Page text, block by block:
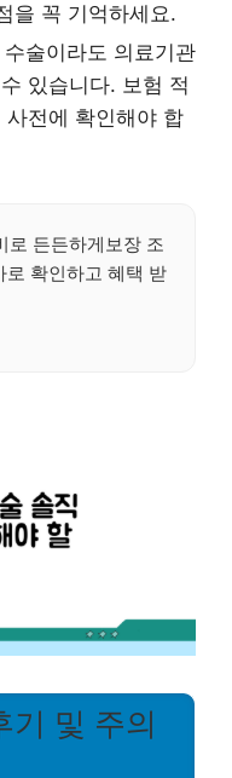
을 꼭 기억하세요.
술이라도 의료기관
있습니다. 보험 적
전에 확인해야 합
로 든든하게보장 조
확인하고 혜택 받
기 및 주의